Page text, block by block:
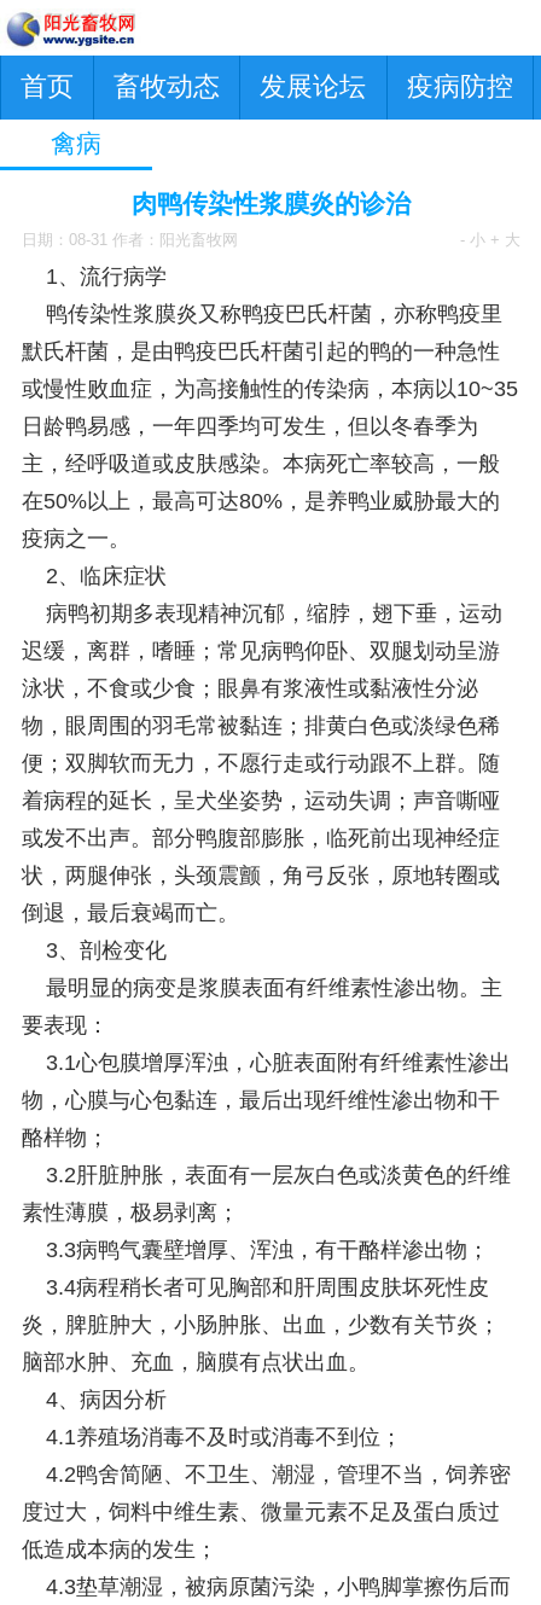
首页 畜牧动态 发展论坛 疫病防控
禽病
肉鸭传染性浆膜炎的诊治
日期：08-31 作者：阳光畜牧网 - 小 + 大
1、流行病学
鸭传染性浆膜炎又称鸭疫巴氏杆菌，亦称鸭疫里
默氏杆菌，是由鸭疫巴氏杆菌引起的鸭的一种急性
或慢性败血症，为高接触性的传染病，本病以10~35
日龄鸭易感，一年四季均可发生，但以冬春季为
主，经呼吸道或皮肤感染。本病死亡率较高，一般
在50%以上，最高可达80%，是养鸭业威胁最大的
疫病之一。
2、临床症状
病鸭初期多表现精神沉郁，缩脖，翅下垂，运动
迟缓，离群，嗜睡；常见病鸭仰卧、双腿划动呈游
泳状，不食或少食；眼鼻有浆液性或黏液性分泌
物，眼周围的羽毛常被黏连；排黄白色或淡绿色稀
便；双脚软而无力，不愿行走或行动跟不上群。随
着病程的延长，呈犬坐姿势，运动失调；声音嘶哑
或发不出声。部分鸭腹部膨胀，临死前出现神经症
状，两腿伸张，头颈震颤，角弓反张，原地转圈或
倒退，最后衰竭而亡。
3、剖检变化
最明显的病变是浆膜表面有纤维素性渗出物。主
要表现：
3.1心包膜增厚浑浊，心脏表面附有纤维素性渗出
物，心膜与心包黏连，最后出现纤维性渗出物和干
酪样物；
3.2肝脏肿胀，表面有一层灰白色或淡黄色的纤维
素性薄膜，极易剥离；
3.3病鸭气囊壁增厚、浑浊，有干酪样渗出物；
3.4病程稍长者可见胸部和肝周围皮肤坏死性皮
炎，脾脏肿大，小肠肿胀、出血，少数有关节炎；
脑部水肿、充血，脑膜有点状出血。
4、病因分析
4.1养殖场消毒不及时或消毒不到位；
4.2鸭舍简陋、不卫生、潮湿，管理不当，饲养密
度过大，饲料中维生素、微量元素不足及蛋白质过
低造成本病的发生；
4.3垫草潮湿，被病原菌污染，小鸭脚掌擦伤后而